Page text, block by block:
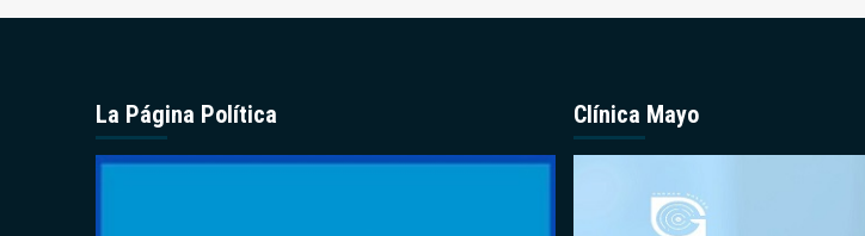
La Página Política Clínica Mayo